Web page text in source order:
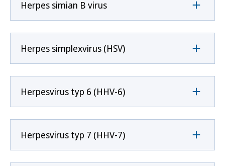
Herpes simian B virus
Herpes simplexvirus (HSV)
Herpesvirus typ 6 (HHV-6)
Herpesvirus typ 7 (HHV-7)